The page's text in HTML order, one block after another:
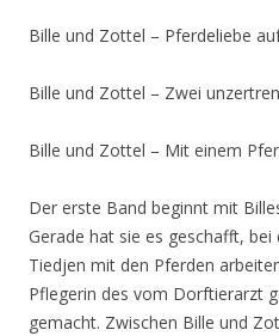
Bille und Zottel – Pferdeliebe
Bille und Zottel – Zwei
Bille und Zottel – Mit einem
Der erste Band beginnt mit
Gerade hat sie es geschafft,
Tiedjen mit den Pferden
Pflegerin des vom Dorftierarzt
gemacht. Zwischen Bille und